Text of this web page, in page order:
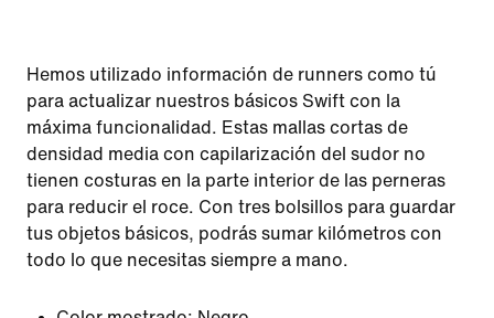
Hemos utilizado información de runners como tú
para actualizar nuestros básicos Swift con la
máxima funcionalidad. Estas mallas cortas de
densidad media con capilarización del sudor no
tienen costuras en la parte interior de las perneras
para reducir el roce. Con tres bolsillos para guardar
tus objetos básicos, podrás sumar kilómetros con
todo lo que necesitas siempre a mano.